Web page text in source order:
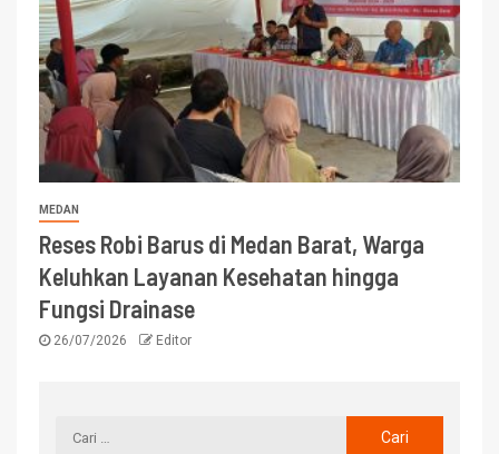
MEDAN
Reses Robi Barus di Medan Barat, Warga
Keluhkan Layanan Kesehatan hingga
Fungsi Drainase
26/07/2026 Editor